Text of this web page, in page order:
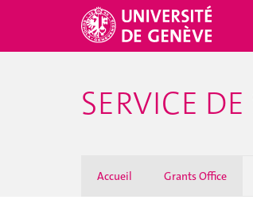
SERVICE
Accueil Grants Office